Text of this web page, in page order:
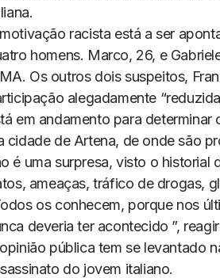
racista está a ser
homens. Marco, 26, e
Os outros dois suspeitos,
alegadamente
em andamento para determinar
cidade de Artena, de onde são
é uma surpresa, visto o historial
ameaças, tráfico de drogas,
os conhecem, porque nos
deveria ter acontecido ”,
pública tem se levantado
do jovem italiano.